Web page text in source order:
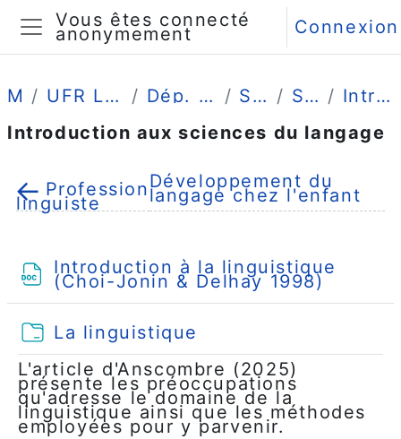
Passer au contenu principal
Panneau latéral
Vous êtes connecté
anonymement Connexion
Mes cours UFR Langues, Littératures et Civilisations Étrangères Dép. Enseignement du français langue étrangère S2 - Classe Prépa-SHS 2 SCIENCES DU LANGAGE
Introduction aux sciences du langage
Introduction aux sciences du langage
Résumé de section
←Profession
linguiste
Développement du
langage chez l'enfant
Introduction à la linguistique
(Choi-Jonin & Delhay 1998)Fichier
La linguistique
L'article d'Anscombre (2025)
présente les préoccupations
qu'adresse le domaine de la
linguistique ainsi que les méthodes
employées pour y parvenir.